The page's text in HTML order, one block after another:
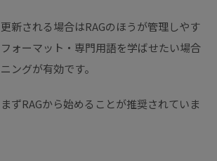
新される場合はRAGのほうが管理しやす
ォーマット・専門用語を学ばせたい場合
ングが有効です。
ずRAGから始めることが推奨されていま